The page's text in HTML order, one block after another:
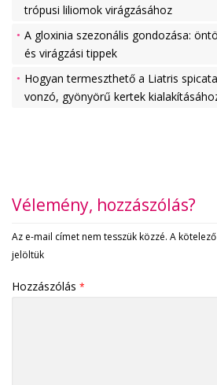
trópusi liliomok virágzásához
A gloxinia szezonális gondozása:
és virágzási tippek
Hogyan termeszthető a Liatris
vonzó, gyönyörű kertek
Vélemény, hozzászólás?
Az e-mail címet nem tesszük közzé. A
jelöltük
Hozzászólás *